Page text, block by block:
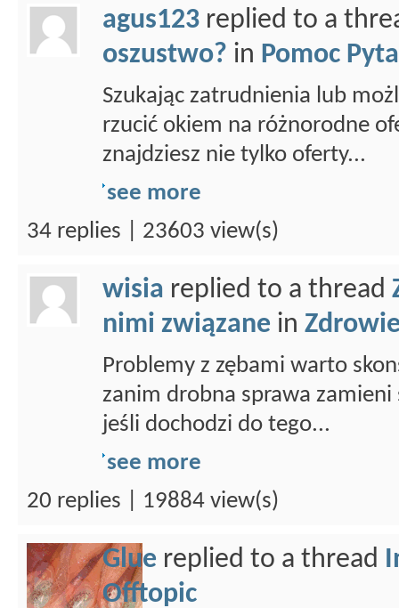
agus123 replied to a
oszustwo? in Pomoc
Szukając zatrudnienia lub
rzucić okiem na różnorodne
znajdziesz nie tylko oferty...
see more
34 replies | 23603 view(s)
wisia replied to a thread
nimi związane in
Problemy z zębami warto
zanim drobna sprawa zamieni
jeśli dochodzi do tego...
see more
20 replies | 19884 view(s)
Glue replied to a thread
Offtopic